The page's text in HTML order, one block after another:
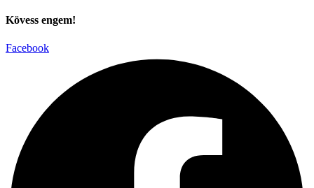
Kövess engem!
Facebook